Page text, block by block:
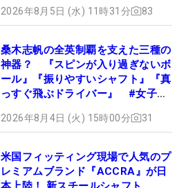
2026年8月5日 (水) 11時31分 83
桑木志帆の全英制覇を支えた三種の
神器？ 『スピンが入り過ぎないボ
ール』『振りやすいシャフト』『真
っすぐ飛ぶドライバー』 #女子プ
2026年8月4日 (火) 15時00分 31
米国フィッティング現場で人気のプ
レミアムブランド『ACCRA』が日